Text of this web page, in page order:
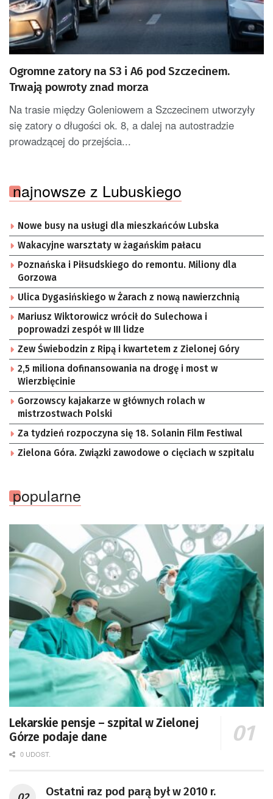
Ogromne zatory na S3 i A6 pod Szczecinem.
Trwają powroty znad morza
Na trasie między Goleniowem a Szczecinem utworzyły
się zatory o długości ok. 8, a dalej na autostradzie
prowadzącej do przejścia...
najnowsze z Lubuskiego
Nowe busy na usługi dla mieszkańców Lubska
Wakacyjne warsztaty w żagańskim pałacu
Poznańska i Piłsudskiego do remontu. Miliony dla
Gorzowa
Ulica Dygasińskiego w Żarach z nową nawierzchnią
Mariusz Wiktorowicz wrócił do Sulechowa i
poprowadzi zespół w III lidze
Zew Świebodzin z Ripą i kwartetem z Zielonej Góry
2,5 miliona dofinansowania na drogę i most w
Wierzbięcinie
Gorzowscy kajakarze w głównych rolach w
mistrzostwach Polski
Za tydzień rozpoczyna się 18. Solanin Film Festiwal
Zielona Góra. Związki zawodowe o cięciach w szpitalu
popularne
Lekarskie pensje – szpital w Zielonej
Górze podaje dane
0 UDOST.
Ostatni raz pod parą był w 2010 r.